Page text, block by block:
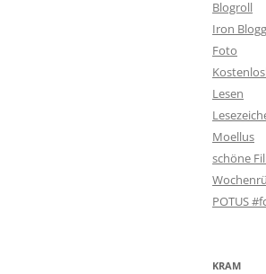
Blogroll
Iron
Foto
Lesen
Moellus
schöne
POTUS
KRAM